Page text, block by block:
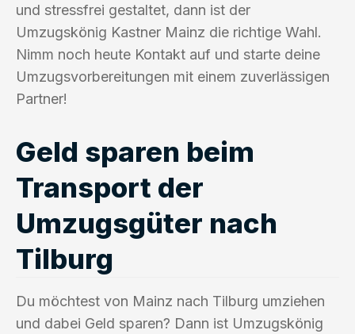
und stressfrei gestaltet, dann ist der
Umzugskönig Kastner Mainz die richtige Wahl.
Nimm noch heute Kontakt auf und starte deine
Umzugsvorbereitungen mit einem zuverlässigen
Partner!
Geld sparen beim
Transport der
Umzugsgüter nach
Tilburg
Du möchtest von Mainz nach Tilburg umziehen
und dabei Geld sparen? Dann ist Umzugskönig